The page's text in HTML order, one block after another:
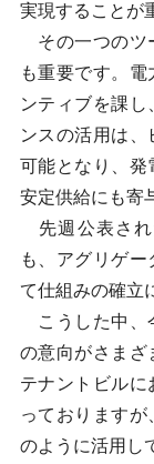
実現することが
その一つのツ
も重要です。
ンティブを課
ンスの活用は
可能となり、発
安定供給にも寄
先週公表され
も、アグリゲ
て仕組みの確立
こうした中、
の意向がさまざ
テナントビル
っております
のように活用し